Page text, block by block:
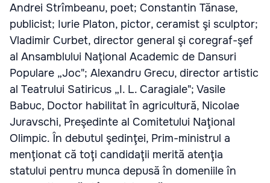
Andrei Strîmbeanu, poet; Constantin Tănase,
publicist; Iurie Platon, pictor, ceramist şi sculptor;
Vladimir Curbet, director general şi coregraf-şef
al Ansamblului Naţional Academic de Dansuri
Populare „Joc"; Alexandru Grecu, director artistic
al Teatrului Satiricus „I. L. Caragiale"; Vasile
Babuc, Doctor habilitat în agricultură, Nicolae
Juravschi, Preşedinte al Comitetului Naţional
Olimpic. În debutul şedinţei, Prim-ministrul a
menţionat că toţi candidaţii merită atenţia
statului pentru munca depusă în domeniile în